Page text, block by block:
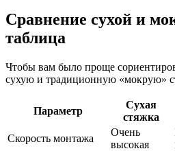
Сравнение сухой и
таблица
Чтобы вам было проще
сухую и традиционную «мокрую»
Параметр
Сухая
стяжка
Скорость монтажа
Очень
высокая